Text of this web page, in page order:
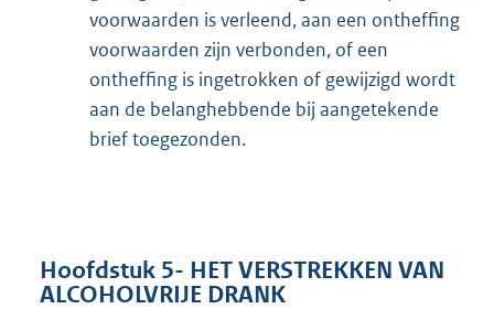
voorwaarden is verleend, aan een ontheffing
voorwaarden zijn verbonden, of een
ontheffing is ingetrokken of gewijzigd wordt
aan de belanghebbende bij aangetekende
brief toegezonden.
Hoofdstuk 5- HET VERSTREKKEN VAN
ALCOHOLVRIJE DRANK